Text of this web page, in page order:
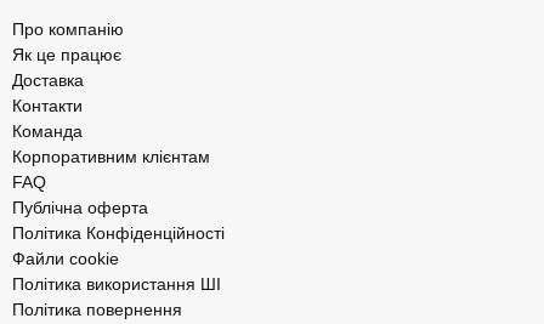
Про компанію
Як це працює
Доставка
Контакти
Команда
Корпоративним клієнтам
FAQ
Публічна оферта
Політика Конфіденційності
Файли cookie
Політика використання ШІ
Політика повернення